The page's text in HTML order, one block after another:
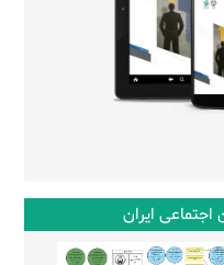
اجتماعی ایران